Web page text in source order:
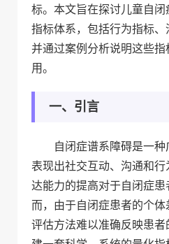
标。本文旨在探讨儿童自
指标体系，包括行为指标、
并通过案例分析说明这些
用。
一、引言
自闭症谱系障碍是一
表现出社交互动、沟通和
达能力的提高对于自闭症
而，由于自闭症患者的个
评估方法难以准确反映患